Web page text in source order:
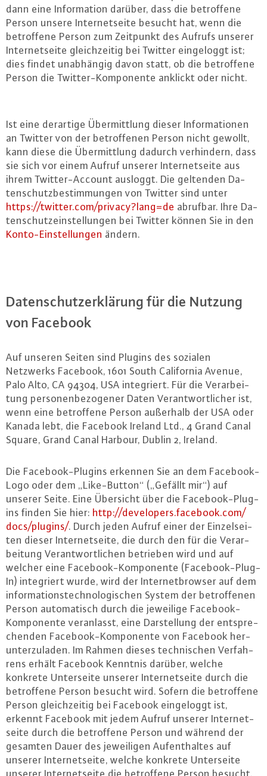
dann eine In­for­ma­ti­on darüber, dass die be­trof­fe­ne
Person unsere In­ter­net­sei­te besucht hat, wenn die
be­trof­fe­ne Person zum Zeitpunkt des Aufrufs unserer
In­ter­net­sei­te gleich­zei­tig bei Twitter ein­ge­loggt ist;
dies findet un­ab­hän­gig davon statt, ob die be­trof­fe­ne
Person die Twit­ter-Kom­po­nen­te anklickt oder nicht.
Ist eine derartige Über­mitt­lung dieser In­for­ma­tio­nen
an Twitter von der be­trof­fe­nen Person nicht gewollt,
kann diese die Über­mitt­lung dadurch ver­hin­dern, dass
sie sich vor einem Aufruf unserer In­ter­net­sei­te aus
ihrem Twit­ter-Ac­count ausloggt. Die geltenden Da­
ten­schutz­be­stim­mun­gen von Twitter sind unter
https://​twitter.​com/​privacy?​lang=de abrufbar. Ihre Da­
ten­schutz­ein­stel­lun­gen bei Twitter können Sie in den
Kon­to-Ein­stel­lun­gen ändern.
Da­ten­schutz­er­klä­rung für die Nutzung
von Facebook
Auf unseren Seiten sind Plugins des sozialen
Netzwerks Facebook, 1601 South Ca­li­for­nia Avenue,
Palo Alto, CA 94304, USA in­te­griert. Für die Ver­ar­bei­
tung per­so­nen­be­zo­ge­ner Daten Ver­ant­wort­li­cher ist,
wenn eine be­trof­fe­ne Person außerhalb der USA oder
Kanada lebt, die Facebook Ireland Ltd., 4 Grand Canal
Square, Grand Canal Harbour, Dublin 2, Ireland.
Die Face­book-Plug­ins erkennen Sie an dem Face­book-
Lo­go oder dem „Li­ke-But­ton“ („Gefällt mir“) auf
unserer Seite. Eine Übersicht über die Face­book-Plug­
ins finden Sie hier: http://​developers.​facebook.​com/​
docs/​plugins/. Durch jeden Aufruf einer der Ein­zel­sei­
ten dieser In­ter­net­sei­te, die durch den für die Ver­ar­
bei­tung Ver­ant­wort­li­chen betrieben wird und auf
welcher eine Face­book-Kom­po­nen­te (Face­book-Plug-
In) in­te­griert wurde, wird der In­ter­net­brow­ser auf dem
in­for­ma­ti­ons­tech­no­lo­gi­schen System der be­trof­fe­nen
Person au­to­ma­tisch durch die jeweilige Face­book-
Kom­po­nen­te ver­an­lasst, eine Dar­stel­lung der ent­spre­
chen­den Face­book-Kom­po­nen­te von Facebook her­
un­ter­zu­la­den. Im Rahmen dieses tech­ni­schen Ver­fah­
rens erhält Facebook Kenntnis darüber, welche
konkrete Un­ter­sei­te unserer In­ter­net­sei­te durch die
be­trof­fe­ne Person besucht wird. Sofern die be­trof­fe­ne
Person gleich­zei­tig bei Facebook ein­ge­loggt ist,
erkennt Facebook mit jedem Aufruf unserer In­ter­net­
sei­te durch die be­trof­fe­ne Person und während der
gesamten Dauer des je­wei­li­gen Auf­ent­hal­tes auf
unserer In­ter­net­sei­te, welche konkrete Un­ter­sei­te
unserer In­ter­net­sei­te die be­trof­fe­ne Person besucht.